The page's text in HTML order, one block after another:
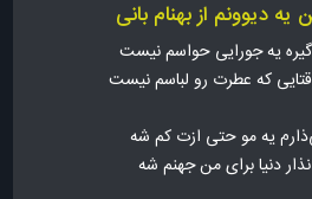
دیوونم از بهنام بانی
یه جورایی حواسم نیست
که عطرت رو لباسم نیست
یه مو حتی ازت کم شه
دنیا برای من جهنم شه